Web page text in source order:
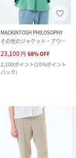
MACKINTOSH PHILOSOPHY
その他のジャケット・アウター
23,100 円 68%OFF
2,100ポイント(10%ポイント
バック)